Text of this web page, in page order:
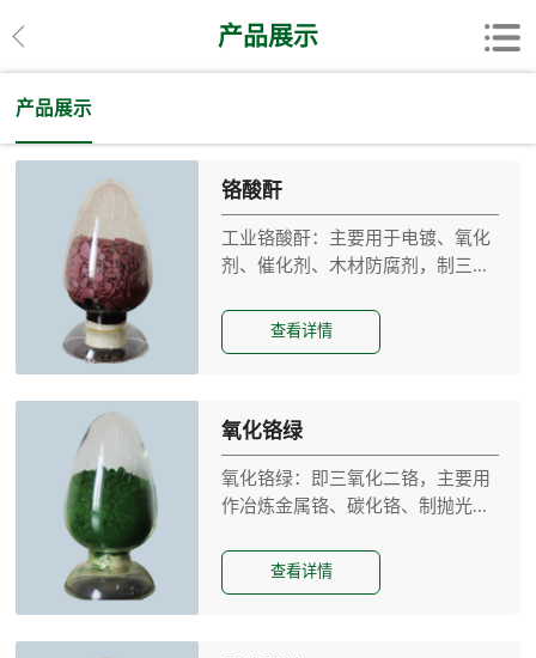
产品展示
产品展示
铬酸酐
工业铬酸酐：主要用于电镀、氧化
剂、催化剂、木材防腐剂，制三...
查看详情
氧化铬绿
氧化铬绿：即三氧化二铬，主要用
作冶炼金属铬、碳化铬、制抛光...
查看详情